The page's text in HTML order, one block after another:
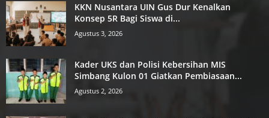
KKN Nusantara UIN Gus Dur Kenalkan
Konsep 5R Bagi Siswa di...
Agustus 3, 2026
Kader UKS dan Polisi Kebersihan MIS
Simbang Kulon 01 Giatkan Pembiasaan...
Agustus 2, 2026